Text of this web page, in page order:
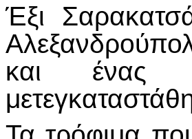
Έξι
και ένας